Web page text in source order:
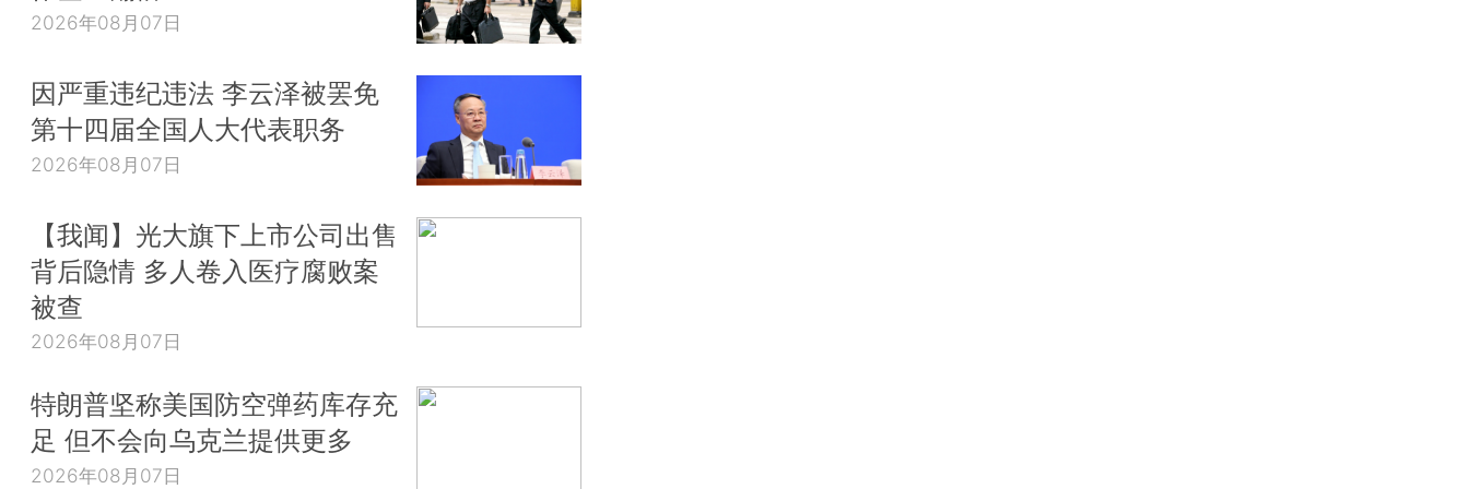
2026年08月07日
因严重违纪违法 李云泽被罢免
第十四届全国人大代表职务
2026年08月07日
【我闻】光大旗下上市公司出售
背后隐情 多人卷入医疗腐败案
被查
2026年08月07日
特朗普坚称美国防空弹药库存充
足 但不会向乌克兰提供更多
2026年08月07日